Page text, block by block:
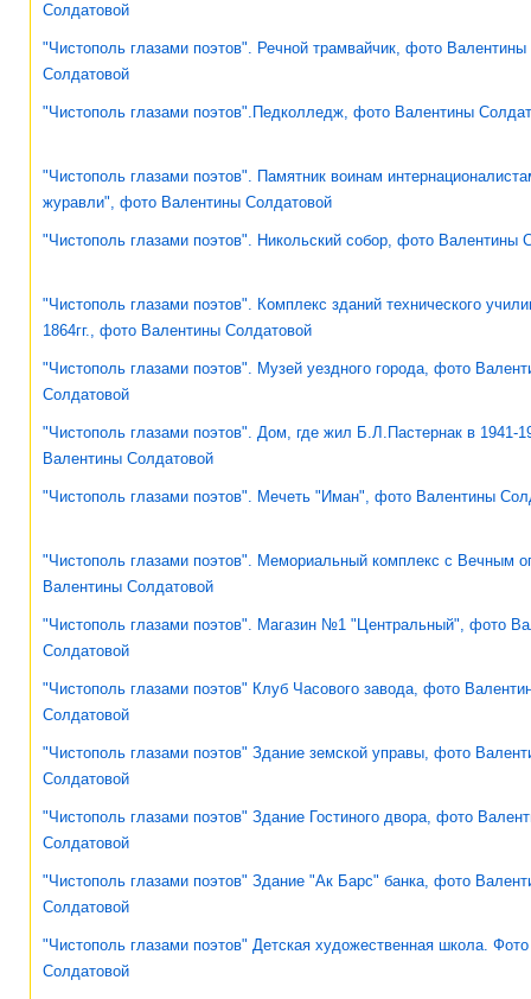
Солдатовой
"Чистополь глазами поэтов". Речной трамвайчик, фото Валентины
Солдатовой
"Чистополь глазами поэтов".Педколледж, фото Валентины
"Чистополь глазами поэтов". Памятник воинам
журавли", фото Валентины Солдатовой
"Чистополь глазами поэтов". Никольский собор, фото Валентины
"Чистополь глазами поэтов". Комплекс зданий технического
1864гг., фото Валентины Солдатовой
"Чистополь глазами поэтов". Музей уездного города, фото
Солдатовой
"Чистополь глазами поэтов". Дом, где жил Б.Л.Пастернак в 1941-
Валентины Солдатовой
"Чистополь глазами поэтов". Мечеть "Иман", фото Валентины
"Чистополь глазами поэтов". Мемориальный комплекс с Вечным
Валентины Солдатовой
"Чистополь глазами поэтов". Магазин №1 "Центральный", фото
Солдатовой
"Чистополь глазами поэтов" Клуб Часового завода, фото
Солдатовой
"Чистополь глазами поэтов" Здание земской управы, фото
Солдатовой
"Чистополь глазами поэтов" Здание Гостиного двора, фото
Солдатовой
"Чистополь глазами поэтов" Здание "Ак Барс" банка, фото
Солдатовой
"Чистополь глазами поэтов" Детская художественная школа.
Солдатовой